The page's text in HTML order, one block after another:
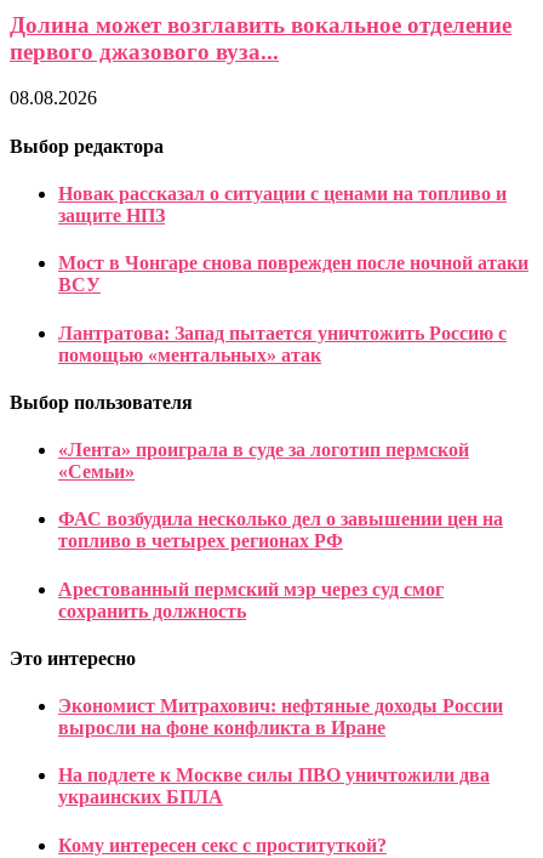
Долина может возглавить вокальное отделение
первого джазового вуза...
08.08.2026
Выбор редактора
Новак рассказал о ситуации с ценами на топливо и
защите НПЗ
Мост в Чонгаре снова поврежден после ночной атаки
ВСУ
Лантратова: Запад пытается уничтожить Россию с
помощью «ментальных» атак
Выбор пользователя
«Лента» проиграла в суде за логотип пермской
«Семьи»
ФАС возбудила несколько дел о завышении цен на
топливо в четырех регионах РФ
Арестованный пермский мэр через суд смог
сохранить должность
Это интересно
Экономист Митрахович: нефтяные доходы России
выросли на фоне конфликта в Иране
На подлете к Москве силы ПВО уничтожили два
украинских БПЛА
Кому интересен секс с проституткой?